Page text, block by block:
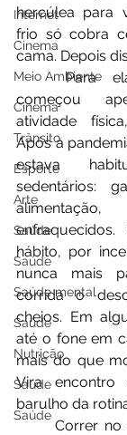
Internet
Cinema
Meio Ambiente
Cinema
Trânsito
Esporte
Arte
Saúde
Saúde
Saúde mental
Saúde
Nutrição
Saúde
Saúde
hercúlea para
frio só cobra
cama. Depois
	Para ela, a corrida, que
começou
atividade
Após a
estava
sedentários:
hábito, por
nunca mais
corrida o
cheios. Em
até o fone em
mais do que
Vira
barulho da
	Correr no outono, para muitos,